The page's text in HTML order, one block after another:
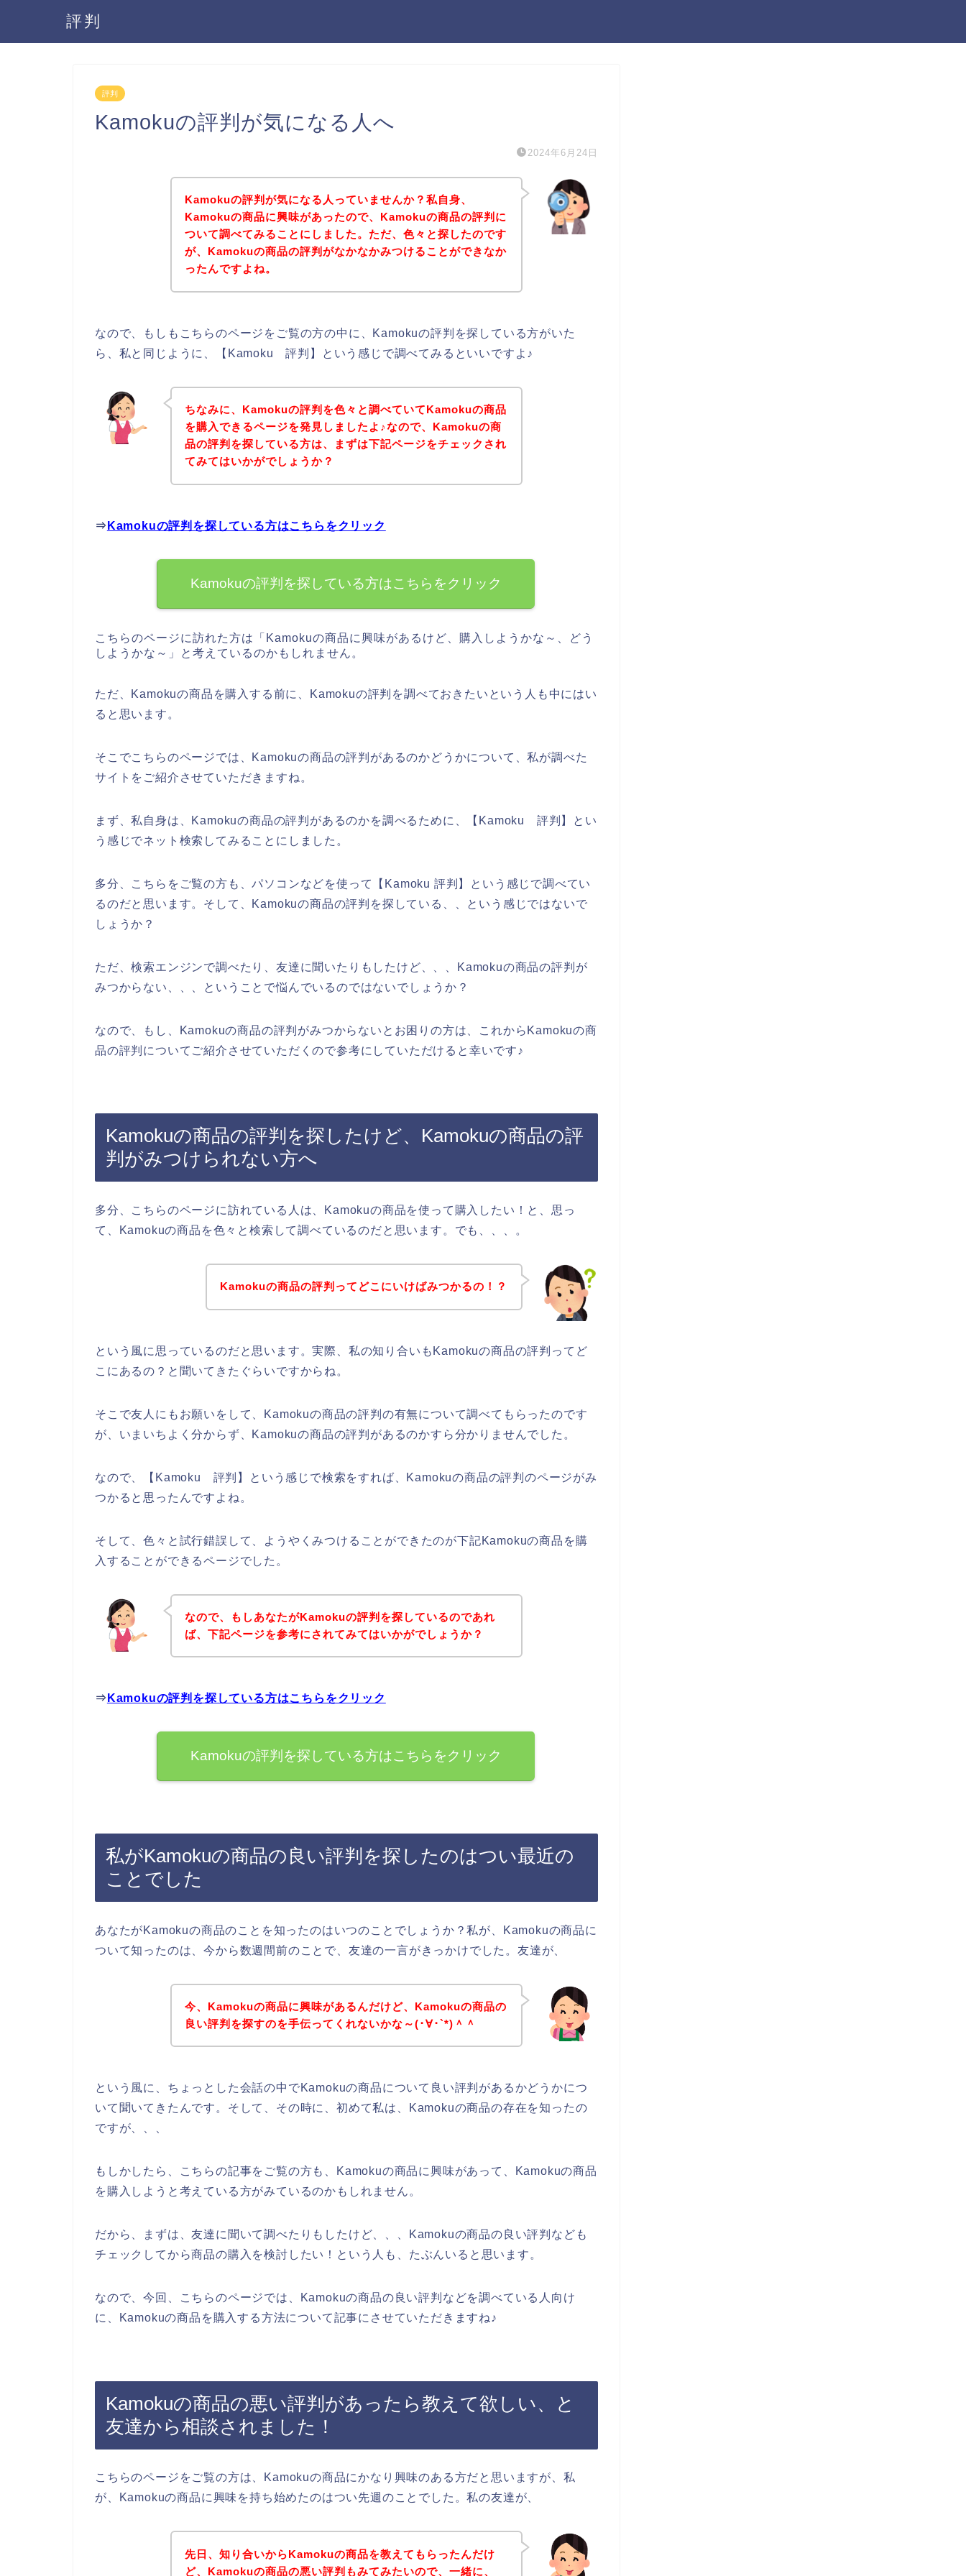
評判
評判
Kamokuの評判が気になる人へ
2024年6月24日
Kamokuの評判が気になる人っていませんか？私自身、
Kamokuの商品に興味があったので、Kamokuの商品の評判に
ついて調べてみることにしました。ただ、色々と探したのです
が、Kamokuの商品の評判がなかなかみつけることができなか
ったんですよね。
なので、もしもこちらのページをご覧の方の中に、Kamokuの評判を探している方がいた
ら、私と同じように、【Kamoku 評判】という感じで調べてみるといいですよ♪
ちなみに、Kamokuの評判を色々と調べていてKamokuの商品
を購入できるページを発見しましたよ♪なので、Kamokuの商
品の評判を探している方は、まずは下記ページをチェックされ
てみてはいかがでしょうか？
⇒ Kamokuの評判を探している方はこちらをクリック
Kamokuの評判を探している方はこちらをクリック
こちらのページに訪れた方は「Kamokuの商品に興味があるけど、購入しようかな～、どう
しようかな～」と考えているのかもしれません。
ただ、Kamokuの商品を購入する前に、Kamokuの評判を調べておきたいという人も中にはい
ると思います。
そこでこちらのページでは、Kamokuの商品の評判があるのかどうかについて、私が調べた
サイトをご紹介させていただきますね。
まず、私自身は、Kamokuの商品の評判があるのかを調べるために、【Kamoku 評判】とい
う感じでネット検索してみることにしました。
多分、こちらをご覧の方も、パソコンなどを使って【Kamoku 評判】という感じで調べてい
るのだと思います。そして、Kamokuの商品の評判を探している、、という感じではないで
しょうか？
ただ、検索エンジンで調べたり、友達に聞いたりもしたけど、、、Kamokuの商品の評判が
みつからない、、、ということで悩んでいるのではないでしょうか？
なので、もし、Kamokuの商品の評判がみつからないとお困りの方は、これからKamokuの商
品の評判についてご紹介させていただくので参考にしていただけると幸いです♪
Kamokuの商品の評判を探したけど、Kamokuの商品の評
判がみつけられない方へ
多分、こちらのページに訪れている人は、Kamokuの商品を使って購入したい！と、思っ
て、Kamokuの商品を色々と検索して調べているのだと思います。でも、、、。
Kamokuの商品の評判ってどこにいけばみつかるの！？
という風に思っているのだと思います。実際、私の知り合いもKamokuの商品の評判ってど
こにあるの？と聞いてきたぐらいですからね。
そこで友人にもお願いをして、Kamokuの商品の評判の有無について調べてもらったのです
が、いまいちよく分からず、Kamokuの商品の評判があるのかすら分かりませんでした。
なので、【Kamoku 評判】という感じで検索をすれば、Kamokuの商品の評判のページがみ
つかると思ったんですよね。
そして、色々と試行錯誤して、ようやくみつけることができたのが下記Kamokuの商品を購
入することができるページでした。
なので、もしあなたがKamokuの評判を探しているのであれ
ば、下記ページを参考にされてみてはいかがでしょうか？
⇒ Kamokuの評判を探している方はこちらをクリック
Kamokuの評判を探している方はこちらをクリック
私がKamokuの商品の良い評判を探したのはつい最近の
ことでした
あなたがKamokuの商品のことを知ったのはいつのことでしょうか？私が、Kamokuの商品に
ついて知ったのは、今から数週間前のことで、友達の一言がきっかけでした。友達が、
今、Kamokuの商品に興味があるんだけど、Kamokuの商品の
良い評判を探すのを手伝ってくれないかな～(･∀･`*)＾＾
という風に、ちょっとした会話の中でKamokuの商品について良い評判があるかどうかにつ
いて聞いてきたんです。そして、その時に、初めて私は、Kamokuの商品の存在を知ったの
ですが、、、
もしかしたら、こちらの記事をご覧の方も、Kamokuの商品に興味があって、Kamokuの商品
を購入しようと考えている方がみているのかもしれません。
だから、まずは、友達に聞いて調べたりもしたけど、、、Kamokuの商品の良い評判なども
チェックしてから商品の購入を検討したい！という人も、たぶんいると思います。
なので、今回、こちらのページでは、Kamokuの商品の良い評判などを調べている人向け
に、Kamokuの商品を購入する方法について記事にさせていただきますね♪
Kamokuの商品の悪い評判があったら教えて欲しい、と
友達から相談されました！
こちらのページをご覧の方は、Kamokuの商品にかなり興味のある方だと思いますが、私
が、Kamokuの商品に興味を持ち始めたのはつい先週のことでした。私の友達が、
先日、知り合いからKamokuの商品を教えてもらったんだけ
ど、Kamokuの商品の悪い評判もみてみたいので、一緒に、